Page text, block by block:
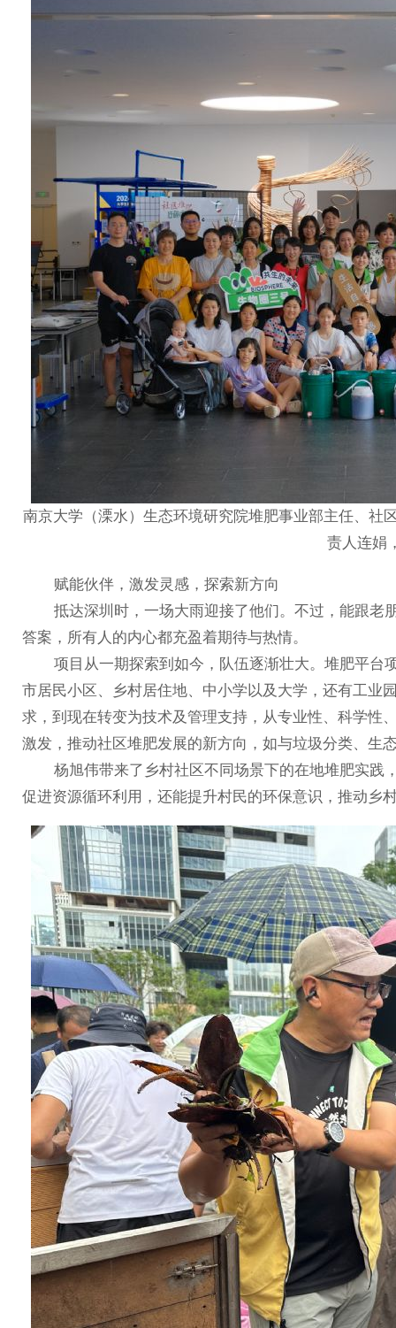
南京大学（溧水）生态环境研究院堆肥事业部主任、社
责人连娟
赋能伙伴，激发灵感，探索新方向
抵达深圳时，一场大雨迎接了他们。不过，能跟老
答案，所有人的内心都充盈着期待与热情。
项目从一期探索到如今，队伍逐渐壮大。堆肥平台
市居民小区、乡村居住地、中小学以及大学，还有工业
求，到现在转变为技术及管理支持，从专业性、科学性
激发，推动社区堆肥发展的新方向，如与垃圾分类、生
杨旭伟带来了乡村社区不同场景下的在地堆肥实践
促进资源循环利用，还能提升村民的环保意识，推动乡